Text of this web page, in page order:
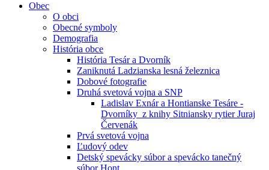
Obec
O obci
Obecné symboly
Demografia
História obce
História Tesár a Dvorník
Zaniknutá Ladzianska lesná železnica
Dobové fotografie
Druhá svetová vojna a SNP
Ladislav Exnár a Hontianske Tesáre -
Dvorníky z knihy Sitniansky rytier Juraj
Červenák
Prvá svetová vojna
Ľudový odev
Detský spevácky súbor a spevácko tanečný
súbor Hont